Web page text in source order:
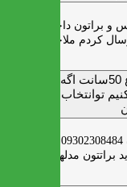
براتون داخل واتس اپ
میزتلویزیون 180تا2مترلاارتغاع 50سانت اگه
توانتخاب راحت‌تر